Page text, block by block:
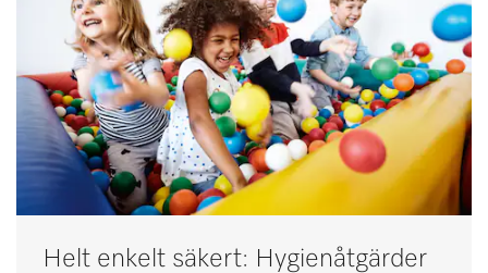
Helt enkelt säkert: Hygienåtgärder